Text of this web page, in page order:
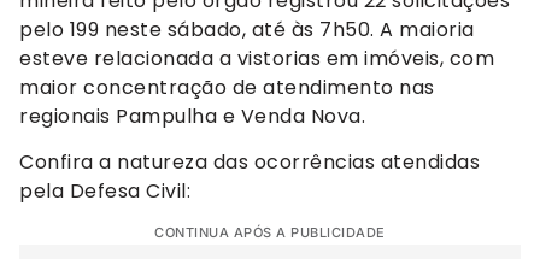
pelo 199 neste sábado, até às 7h50. A maioria
esteve relacionada a vistorias em imóveis, com
maior concentração de atendimento nas
regionais Pampulha e Venda Nova.
Confira a natureza das ocorrências atendidas
pela Defesa Civil:
CONTINUA APÓS A PUBLICIDADE